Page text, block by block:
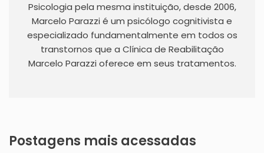
Psicologia pela mesma instituição, desde 2006,
Marcelo Parazzi é um psicólogo cognitivista e
especializado fundamentalmente em todos os
transtornos que a Clínica de Reabilitação
Marcelo Parazzi oferece em seus tratamentos.
Postagens mais acessadas